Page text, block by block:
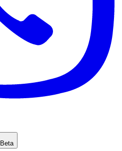
Beta